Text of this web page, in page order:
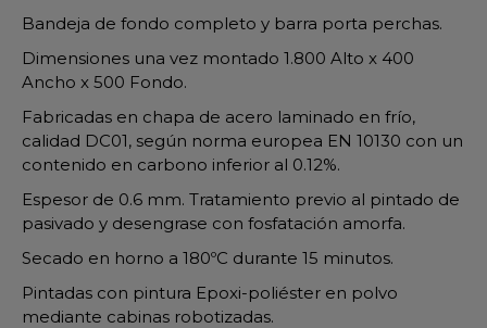
Bandeja de fondo completo y barra porta perchas.
Dimensiones una vez montado 1.800 Alto x 400
Ancho x 500 Fondo.
Fabricadas en chapa de acero laminado en frío,
calidad DC01, según norma europea EN 10130 con un
contenido en carbono inferior al 0.12%.
Espesor de 0.6 mm. Tratamiento previo al pintado de
pasivado y desengrase con fosfatación amorfa.
Secado en horno a 180ºC durante 15 minutos.
Pintadas con pintura Epoxi-poliéster en polvo
mediante cabinas robotizadas.